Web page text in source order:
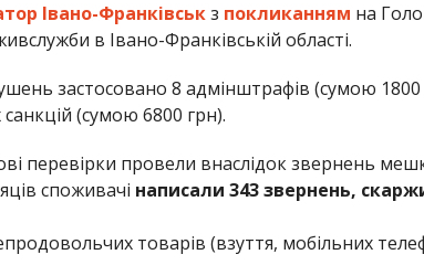
Івано-Франківськз покликанням на
в Івано-Франківській області.
застосовано 8 адмінштрафів (сумою 1800
(сумою 6800 грн).
перевірки провели внаслідок звернень
споживачі написали 343 звернень,
товарів (взуття, мобільних